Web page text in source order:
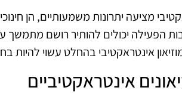
מציעה יתרונות משמעותיים, הן
הפעילה יכולים להותיר רושם
אינטראקטיבי בהחלט עשוי להיות
אינטראקטיביים